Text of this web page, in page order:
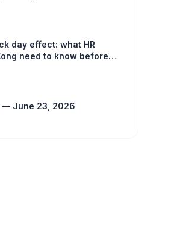
day effect: what HR
need to know before
— June 23, 2026